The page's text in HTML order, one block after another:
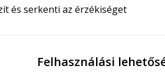
és serkenti az érzékiséget
Felhasználási